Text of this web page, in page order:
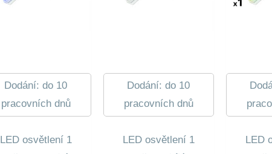
Dodání: do 10
pracovních dnů
LED osvětlení 1
Dodání: do 10
pracovních dnů
LED osvětlení 1
LED